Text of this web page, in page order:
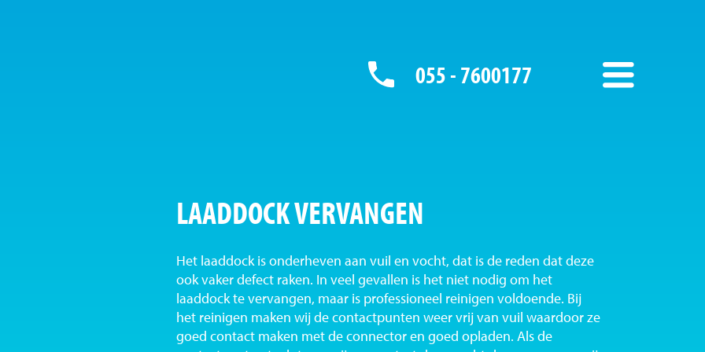
055 - 7600177
LAADDOCK VERVANGEN
Het laaddock is onderheven aan vuil en vocht, dat is de reden dat deze
ook vaker defect raken. In veel gevallen is het niet nodig om het
laaddock te vervangen, maar is professioneel reinigen voldoende. Bij
het reinigen maken wij de contactpunten weer vrij van vuil waardoor ze
goed contact maken met de connector en goed opladen. Als de